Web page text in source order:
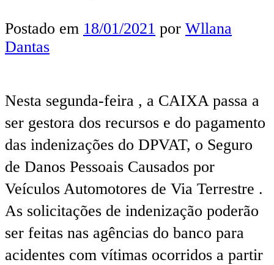
Postado em 18/01/2021 por Wllana
Dantas
Nesta segunda-feira , a CAIXA passa a
ser gestora dos recursos e do pagamento
das indenizações do DPVAT, o Seguro
de Danos Pessoais Causados por
Veículos Automotores de Via Terrestre .
As solicitações de indenização poderão
ser feitas nas agências do banco para
acidentes com vítimas ocorridos a partir